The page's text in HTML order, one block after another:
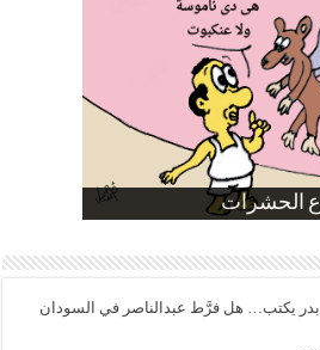
الحشرات
الأسعار
في مصر
بدر يكتب… هل فرَّط عبدالناصر في السودان